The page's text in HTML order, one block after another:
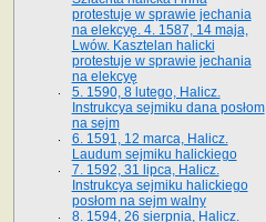
protestuje w sprawie jechania
na elekcyę. 4. 1587, 14 maja,
Lwów. Kasztelan halicki
protestuje w sprawie jechania
na elekcyę
5. 1590, 8 lutego, Halicz.
Instrukcya sejmiku dana posłom
na sejm
6. 1591, 12 marca, Halicz.
Laudum sejmiku halickiego
7. 1592, 31 lipca, Halicz.
Instrukcya sejmiku halickiego
posłom na sejm walny
8. 1594, 26 sierpnia, Halicz.